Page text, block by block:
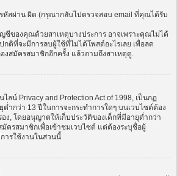
หัสผ่าน ผิด (กรุณากลับไปตรวจสอบ email ที่คุณได้รับ
ชีของคุณด้วยสาเหตุบางประการ อาจเพราะคุณไม่ได้
กติที่จะมีการลบผู้ใช้ที่ไม่ได้โพสต์อะไรเลย เพื่อลด
สมัครสมาชิกอีกครั้ง แล้วถามถึงสาเหตุดู.
ลน์ Privacy and Protection Act of 1998, เป็นกฏ
ำกว่า 13 ปีในการจะกระทำการใดๆ บนเวบไซต์ต้อง
ง, โดยอนุญาตให้เก็บประวัติของเด็กที่มีอายุต่ำกว่า
ครสมาชิกเพื่อเข้าชมเวบไซต์ แต่ต้องระบุชื่อผู้
ารใช้งานในส่วนนี้